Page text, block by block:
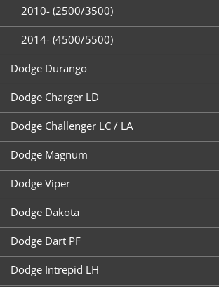
2010- (2500/3500)
2014- (4500/5500)
Dodge Durango
Dodge Charger LD
Dodge Challenger LC / LA
Dodge Magnum
Dodge Viper
Dodge Dakota
Dodge Dart PF
Dodge Intrepid LH